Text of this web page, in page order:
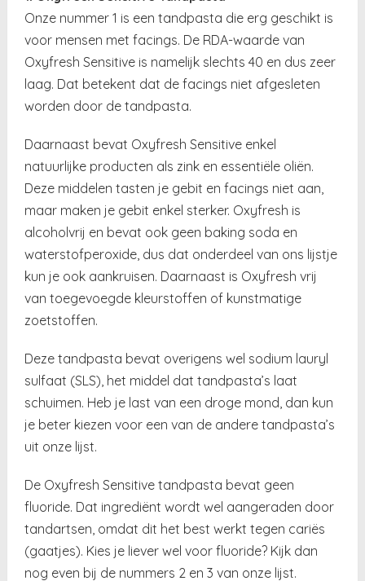
Onze nummer 1 is een tandpasta die erg geschikt is
voor mensen met facings. De RDA-waarde van
Oxyfresh Sensitive is namelijk slechts 40 en dus zeer
laag. Dat betekent dat de facings niet afgesleten
worden door de tandpasta.
Daarnaast bevat Oxyfresh Sensitive enkel
natuurlijke producten als zink en essentiële oliën.
Deze middelen tasten je gebit en facings niet aan,
maar maken je gebit enkel sterker. Oxyfresh is
alcoholvrij en bevat ook geen baking soda en
waterstofperoxide, dus dat onderdeel van ons lijstje
kun je ook aankruisen. Daarnaast is Oxyfresh vrij
van toegevoegde kleurstoffen of kunstmatige
zoetstoffen.
Deze tandpasta bevat overigens wel sodium lauryl
sulfaat (SLS), het middel dat tandpasta’s laat
schuimen. Heb je last van een droge mond, dan kun
je beter kiezen voor een van de andere tandpasta’s
uit onze lijst.
De Oxyfresh Sensitive tandpasta bevat geen
fluoride. Dat ingrediënt wordt wel aangeraden door
tandartsen, omdat dit het best werkt tegen cariës
(gaatjes). Kies je liever wel voor fluoride? Kijk dan
nog even bij de nummers 2 en 3 van onze lijst.